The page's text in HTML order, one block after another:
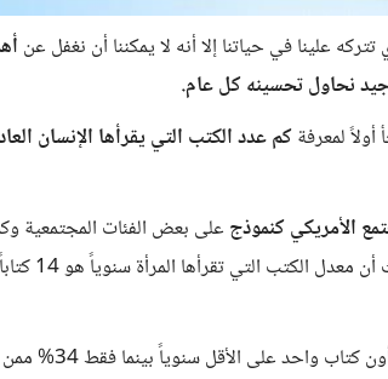
علينا في حياتنا إلا أنه لا يمكننا أن نغفل عن
جيد نحاول تحسينه كل عام.
أولاً لمعرفةكم عدد الكتب التي يقرأها الإنسان
الأمريكي كنموذج على بعض الفئات المجتمعية
كتاب واحد على الأقل سنوياً بينما فقط 34% ممن هم في